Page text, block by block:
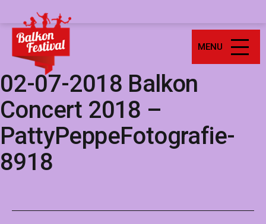
naar
inhoud
Balkonfestival
MENU
02-07-2018 Balkon
Concert 2018 –
PattyPeppeFotografie-
8918